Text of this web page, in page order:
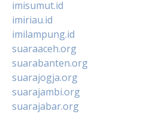
imisumut.id
imiriau.id
imilampung.id
suaraaceh.org
suarabanten.org
suarajogja.org
suarajambi.org
suarajabar.org